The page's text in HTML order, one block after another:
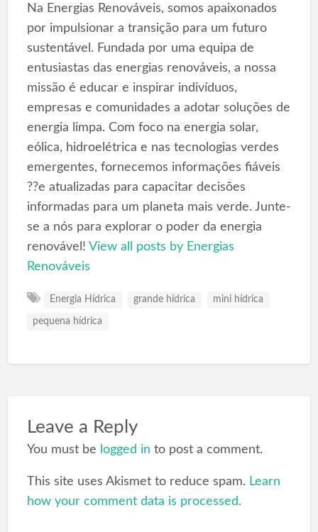
Na Energias Renováveis, somos apaixonados
por impulsionar a transição para um futuro
sustentável. Fundada por uma equipa de
entusiastas das energias renováveis, a nossa
missão é educar e inspirar indivíduos,
empresas e comunidades a adotar soluções de
energia limpa. Com foco na energia solar,
eólica, hidroelétrica e nas tecnologias verdes
emergentes, fornecemos informações fiáveis
??e atualizadas para capacitar decisões
informadas para um planeta mais verde. Junte-
se a nós para explorar o poder da energia
renovável! View all posts by Energias
Renováveis
Energia Hídrica grande hídrica mini hídrica
pequena hídrica
Leave a Reply
You must be logged in to post a comment.
This site uses Akismet to reduce spam. Learn
how your comment data is processed.